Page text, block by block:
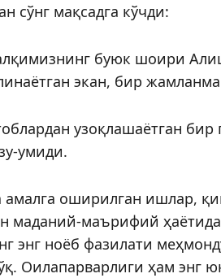
сўнг мақсадга кўчди:
буюк шоири
экан, бир
узоқлашаётган бир
умиди.
амалга оширилган ишлар,
маданий-маърифий
энг ноёб фазилати
Оилапарварлиги ҳам энг